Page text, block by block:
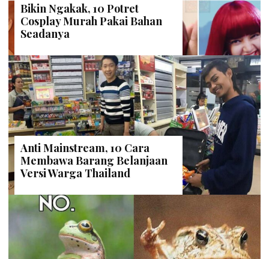
Bikin Ngakak, 10 Potret
Cosplay Murah Pakai Bahan
Seadanya
Anti Mainstream, 10 Cara
Membawa Barang Belanjaan
Versi Warga Thailand